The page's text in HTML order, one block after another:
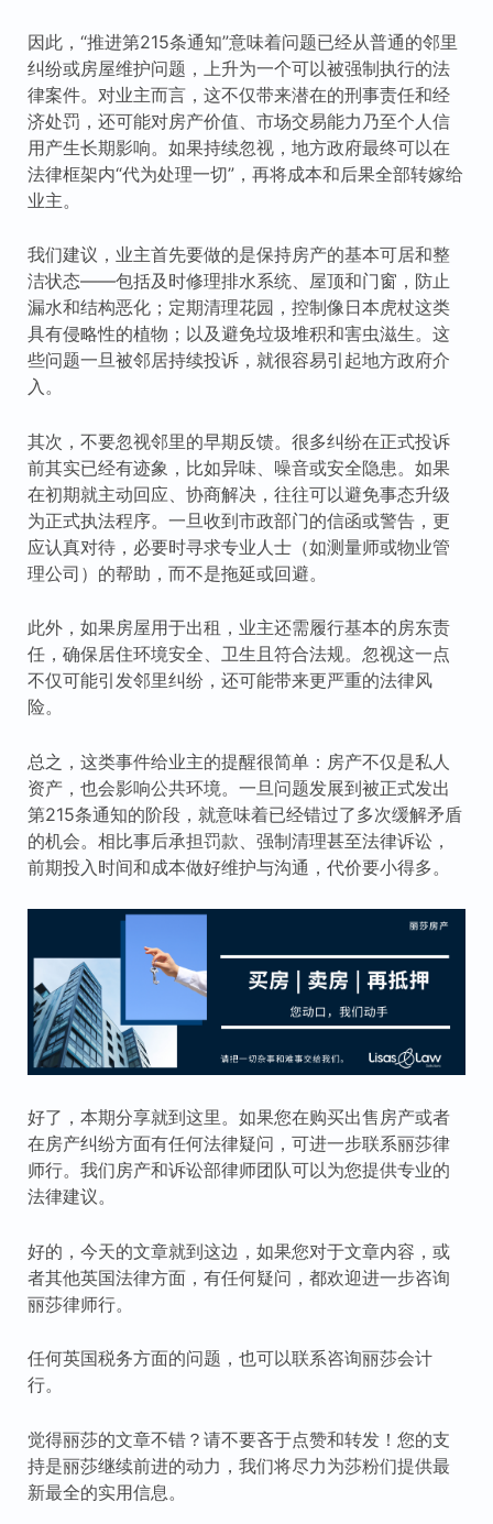
因此，“推进第215条通知”意味着问题已经从普通的邻里
纠纷或房屋维护问题，上升为一个可以被强制执行的法
律案件。对业主而言，这不仅带来潜在的刑事责任和经
济处罚，还可能对房产价值、市场交易能力乃至个人信
用产生长期影响。如果持续忽视，地方政府最终可以在
法律框架内“代为处理一切”，再将成本和后果全部转嫁给
业主。
我们建议，业主首先要做的是保持房产的基本可居和整
洁状态——包括及时修理排水系统、屋顶和门窗，防止
漏水和结构恶化；定期清理花园，控制像日本虎杖这类
具有侵略性的植物；以及避免垃圾堆积和害虫滋生。这
些问题一旦被邻居持续投诉，就很容易引起地方政府介
入。
其次，不要忽视邻里的早期反馈。很多纠纷在正式投诉
前其实已经有迹象，比如异味、噪音或安全隐患。如果
在初期就主动回应、协商解决，往往可以避免事态升级
为正式执法程序。一旦收到市政部门的信函或警告，更
应认真对待，必要时寻求专业人士（如测量师或物业管
理公司）的帮助，而不是拖延或回避。
此外，如果房屋用于出租，业主还需履行基本的房东责
任，确保居住环境安全、卫生且符合法规。忽视这一点
不仅可能引发邻里纠纷，还可能带来更严重的法律风
险。
总之，这类事件给业主的提醒很简单：房产不仅是私人
资产，也会影响公共环境。一旦问题发展到被正式发出
第215条通知的阶段，就意味着已经错过了多次缓解矛盾
的机会。相比事后承担罚款、强制清理甚至法律诉讼，
前期投入时间和成本做好维护与沟通，代价要小得多。
好了，本期分享就到这里。如果您在购买出售房产或者
在房产纠纷方面有任何法律疑问，可进一步联系丽莎律
师行。我们房产和诉讼部律师团队可以为您提供专业的
法律建议。
好的，今天的文章就到这边，如果您对于文章内容，或
者其他英国法律方面，有任何疑问，都欢迎进一步咨询
丽莎律师行。
任何英国税务方面的问题，也可以联系咨询丽莎会计
行。
觉得丽莎的文章不错？请不要吝于点赞和转发！您的支
持是丽莎继续前进的动力，我们将尽力为莎粉们提供最
新最全的实用信息。